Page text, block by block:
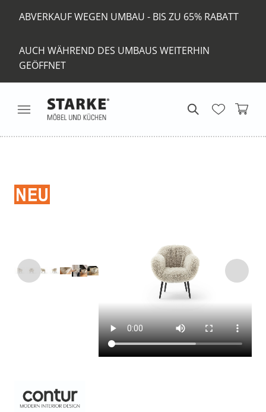
ABVERKAUF WEGEN UMBAU - BIS ZU 65% RABATT
AUCH WÄHREND DES UMBAUS WEITERHIN
GEÖFFNET